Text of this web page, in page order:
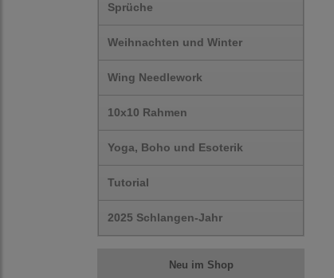
Sprüche
Weihnachten und Winter
Wing Needlework
10x10 Rahmen
Yoga, Boho und Esoterik
Tutorial
2025 Schlangen-Jahr
Neu im Shop